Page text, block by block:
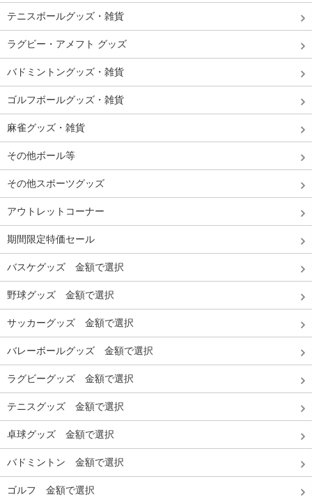
テニスボールグッズ・雑貨
ラグビー・アメフト グッズ
バドミントングッズ・雑貨
ゴルフボールグッズ・雑貨
麻雀グッズ・雑貨
その他ボール等
その他スポーツグッズ
アウトレットコーナー
期間限定特価セール
バスケグッズ 金額で選択
野球グッズ 金額で選択
サッカーグッズ 金額で選択
バレーボールグッズ 金額で選択
ラグビーグッズ 金額で選択
テニスグッズ 金額で選択
卓球グッズ 金額で選択
バドミントン 金額で選択
ゴルフ 金額で選択